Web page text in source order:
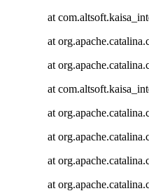
at
at
at
at
at
at
at
at